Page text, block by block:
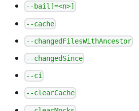
--bail[=<n>]
--cache
--changedFilesWithAncestor
--changedSince
--ci
--clearCache